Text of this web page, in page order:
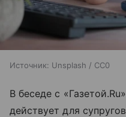
Источник: Unsplash / CC0
В беседе с
действует для